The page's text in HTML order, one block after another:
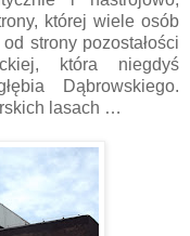
której wiele osób
strony pozostałości
która niegdyś
Dąbrowskiego.
lasach …